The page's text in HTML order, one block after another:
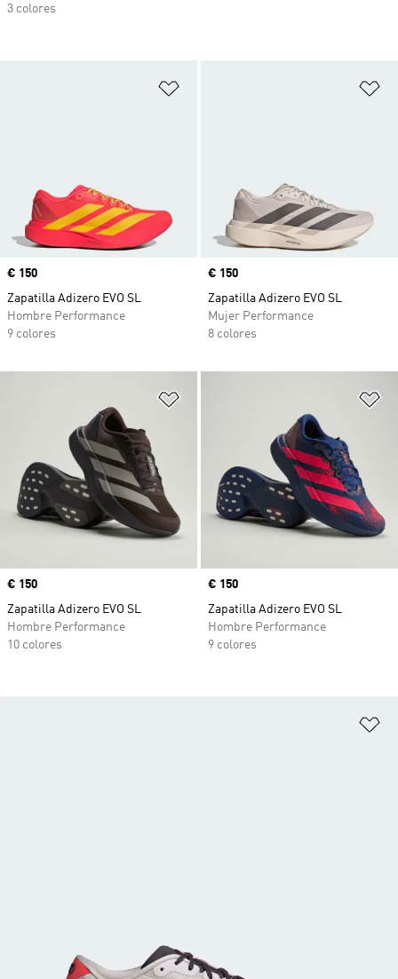
Precio
€ 150
Zapatilla Adizero EVO SL
Hombre Performance
9 colores
Precio
€ 150
Zapatilla Adizero EVO SL
Mujer Performance
8 colores
Precio
€ 150
Zapatilla Adizero EVO SL
Hombre Performance
10 colores
Precio
€ 150
Zapatilla Adizero EVO SL
Hombre Performance
9 colores
3 colores